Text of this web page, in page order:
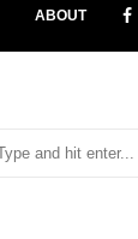
ABOUT